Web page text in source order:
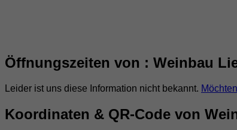
Öffnungszeiten von : Weinbau
Leider ist uns diese Information nicht bekannt.
Koordinaten & QR-Code von